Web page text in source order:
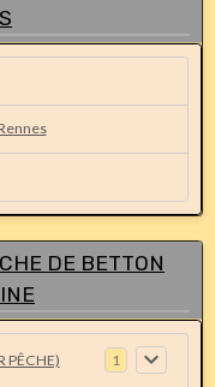
DE BETTON
PÊCHE) 1